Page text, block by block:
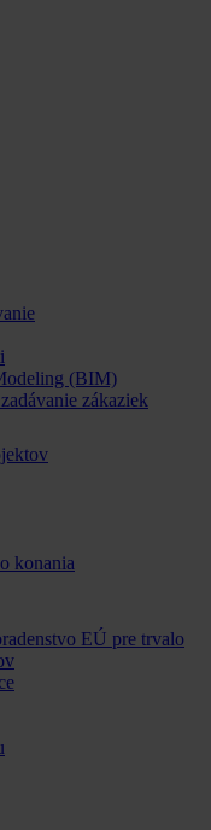
(BIM)
zákaziek
konania
EÚ pre trvalo